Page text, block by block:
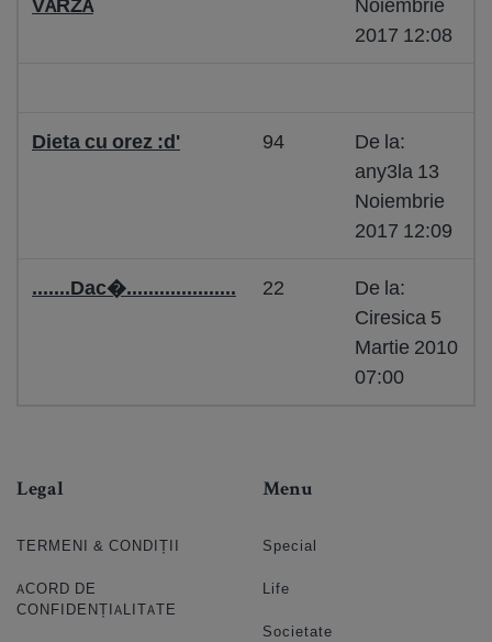
2017 12:08
Dieta cu orez :d' 94
De la:
any3la 13
Noiembrie
2017 12:09
.......Dac�.................... 22
De la:
Ciresica 5
Martie 2010
07:00
Legal
TERMENI & CONDIȚII
ACORD DE
CONFIDENȚIALITATE
Menu
Special
Life
Societate